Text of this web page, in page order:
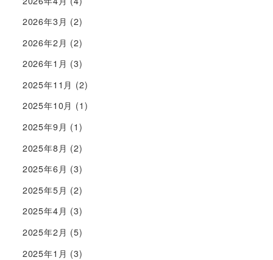
2026年3月 (2)
2026年2月 (2)
2026年1月 (3)
2025年11月 (2)
2025年10月 (1)
2025年9月 (1)
2025年8月 (2)
2025年6月 (3)
2025年5月 (2)
2025年4月 (3)
2025年2月 (5)
2025年1月 (3)